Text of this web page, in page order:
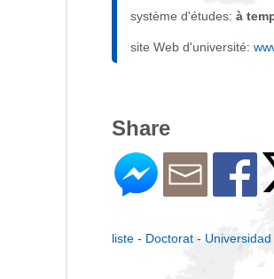
système d'études: à
site Web d'université:
Share
liste - Doctorat -